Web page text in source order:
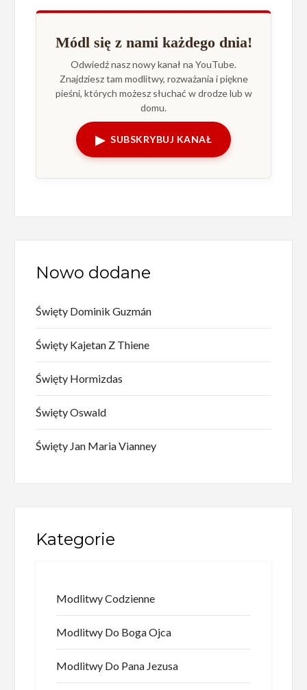
Módl się z nami każdego dnia!
Odwiedź nasz nowy kanał na YouTube.
Znajdziesz tam modlitwy, rozważania i piękne
pieśni, których możesz słuchać w drodze lub w
domu.
▶ SUBSKRYBUJ KANAŁ
Nowo dodane
Święty Dominik Guzmán
Święty Kajetan Z Thiene
Święty Hormizdas
Święty Oswald
Święty Jan Maria Vianney
Kategorie
Modlitwy Codzienne
Modlitwy Do Boga Ojca
Modlitwy Do Pana Jezusa